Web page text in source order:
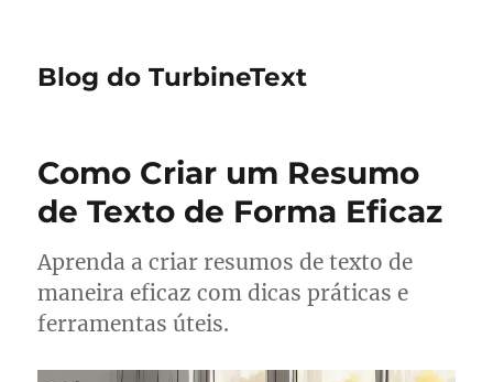
Blog do TurbineText
Como Criar um Resumo
de Texto de Forma Eficaz
Aprenda a criar resumos de texto de
maneira eficaz com dicas práticas e
ferramentas úteis.